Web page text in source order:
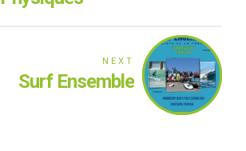
NEXT
Surf Ensemble